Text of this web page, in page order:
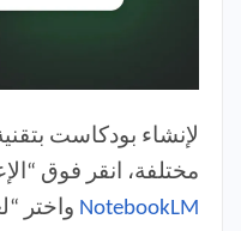
لإنشاء بودكاست
مختلفة، انقر فوق
NotebookLM واختر